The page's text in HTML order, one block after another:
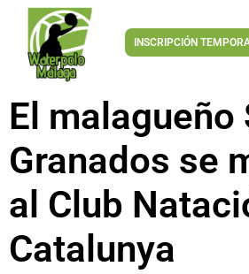
INSCRIPCIÓN
El malagueño
Granados se
al Club
Catalunya